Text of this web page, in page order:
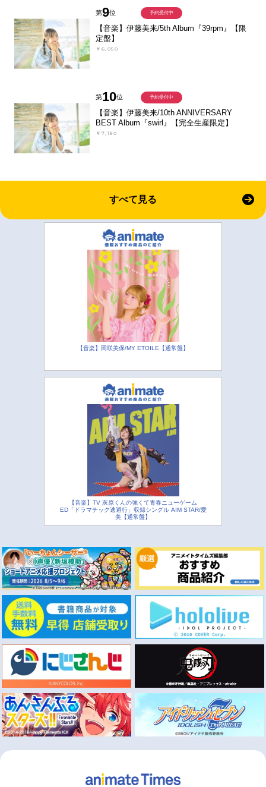
第9位
【音楽】伊藤美来/5th Album『39rpm』【限
定盤】
￥6,050
予約受付中
第10位
【音楽】伊藤美来/10th ANNIVERSARY
BEST Album『swirl』【完全生産限定】
￥7,150
予約受付中
すべて見る
【音楽】岡咲美保/MY ETOILE【通常盤】
【音楽】TV 灰原くんの強くて青春ニューゲーム
ED「ドラマチック逃避行」収録シングル AIM STAR/愛
美【通常盤】